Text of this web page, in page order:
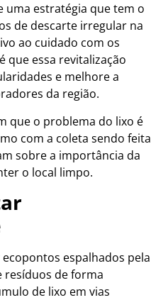
uma estratégia que tem o
de descarte irregular na
ao cuidado com os
que essa revitalização
e melhore a
da região.
que o problema do lixo é
com a coleta sendo feita
sobre a importância da
o local limpo.
espalhados pela
resíduos de forma
de lixo em vias